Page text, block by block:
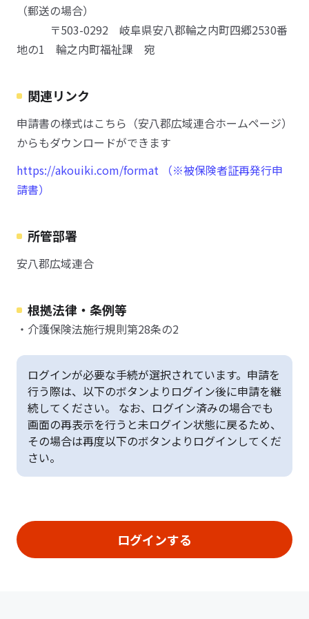
（郵送の場合）
〒503-0292 岐阜県安八郡輪之内町四郷2530番
地の1 輪之内町福祉課 宛
関連リンク
申請書の様式はこちら（安八郡広域連合ホームページ）
からもダウンロードができます
https://akouiki.com/format （※被保険者証再発行申
請書）
所管部署
安八郡広域連合
根拠法律・条例等
・介護保険法施行規則第28条の2
ログインが必要な手続が選択されています。申請を
行う際は、以下のボタンよりログイン後に申請を継
続してください。 なお、ログイン済みの場合でも
画面の再表示を行うと未ログイン状態に戻るため、
その場合は再度以下のボタンよりログインしてくだ
さい。